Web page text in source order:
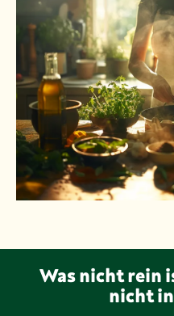
Was nicht rein
nicht